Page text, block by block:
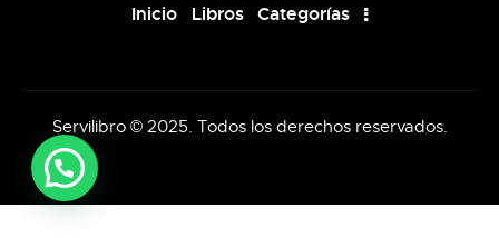
Inicio Libros Categorías
Servilibro © 2025. Todos los derechos reservados.